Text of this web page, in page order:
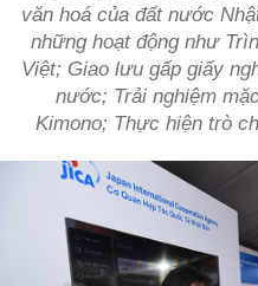
văn hoá của đất nước
những hoạt động như
Việt; Giao lưu gấp giấy
nước; Trải nghiệm
Kimono; Thực hiện trò